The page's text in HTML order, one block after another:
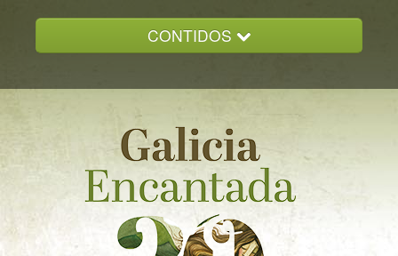
CONTIDOS
GALICIA ENCANTADA
DOCUMENTACION
NOVAS
CONTACTO